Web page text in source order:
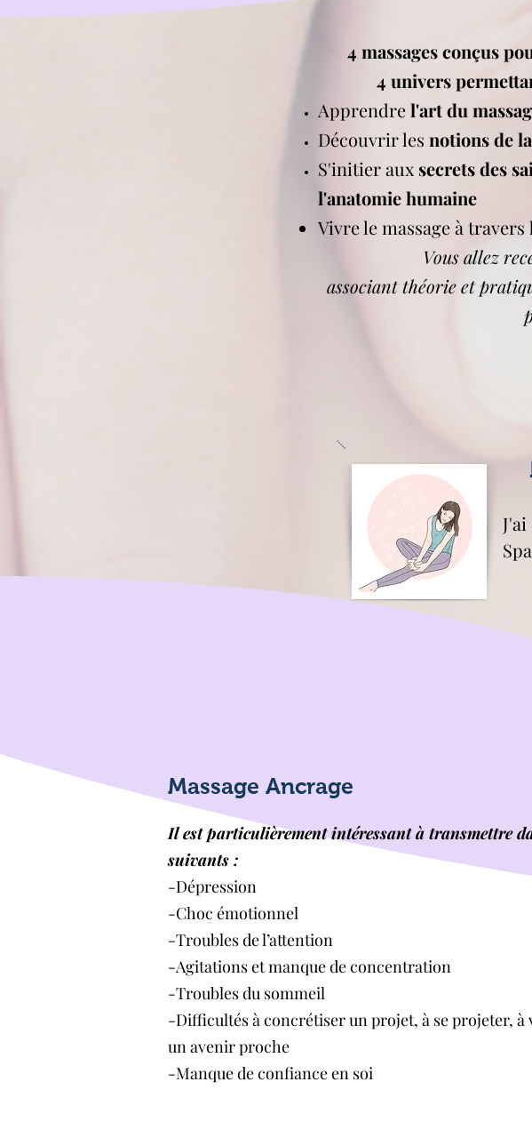
4 massages conçus
4 univers
Apprendrel'art du
Découvrir les notions de
S'initier aux secrets des
l'anatomie humaine
Vivre le massage à travers
Vous allez
associant théorie et
de
Il
Massage Ancrage
Il est particulièrement intéressant à transmettre
suivants :
-Dépression
-Choc émotionnel
-Troubles de l’attention
-Agitations et manque de concentration
-Troubles du sommeil
-Difficultés à concrétiser un projet, à se projeter, à
un avenir proche
-Manque de confiance en soi